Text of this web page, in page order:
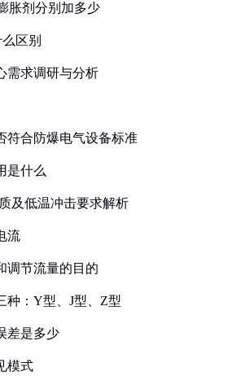
胀剂分别加多少
区别
需求调研与分析
符合防爆电气设备标准
是什么
及低温冲击要求解析
流
调节流量的目的
种：Y型、J型、Z型
差是多少
模式